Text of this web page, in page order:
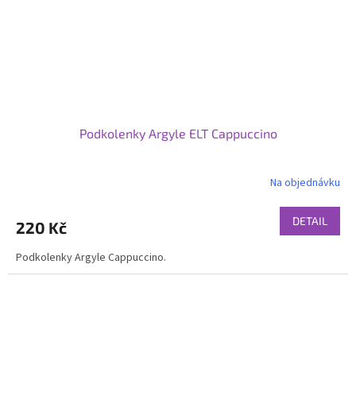
Podkolenky Argyle ELT Cappuccino
Na objednávku
220 Kč DETAIL
Podkolenky Argyle Cappuccino.